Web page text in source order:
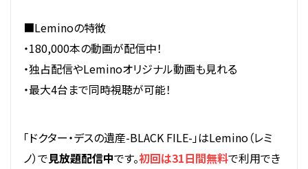
■Leminoの特徴
・180,000本の動画が配信中！
・独占配信やLeminoオリジナル動画も見れる
・最大4台まで同時視聴が可能！
「ドクター・デスの遺産-BLACK FILE-」はLemino（レミ
ノ）で見放題配信中です。初回は31日間無料で利用でき